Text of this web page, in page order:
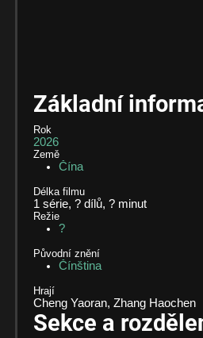
Základní
Rok
2026
Země
Čína
Délka filmu
1 série, ? dílů, ? minut
Režie
?
Původní znění
Čínština
Hrají
Cheng Yaoran, Zhang Haochen
Sekce a